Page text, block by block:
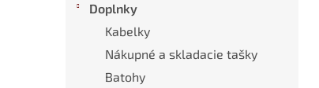
Doplnky
Kabelky
Nákupné a skladacie tašky
Batohy